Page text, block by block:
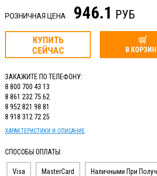
РОЗНИЧНАЯ ЦЕНА 946.1 РУБ
КУПИТЬ
СЕЙЧАС
В
ЗАКАЖИТЕ ПО ТЕЛЕФОНУ:
8 800 700 43 13
8 861 232 75 62
8 952 821 98 81
8 918 312 72 25
ХАРАКТЕРИСТИКИ И ОПИСАНИЕ
СПОСОБЫ ОПЛАТЫ:
Visa MasterCard Наличными При